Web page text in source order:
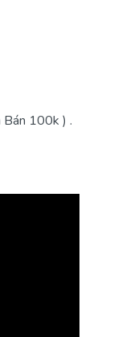
Bán 100k ) .